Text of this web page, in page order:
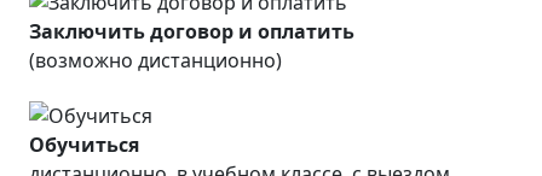
Заключить договор и оплатить
(возможно дистанционно)
Обучиться